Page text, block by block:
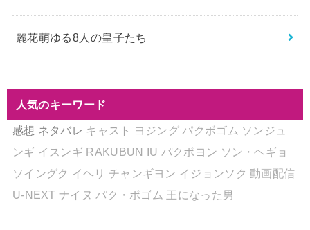
麗花萌ゆる8人の皇子たち
人気のキーワード
感想 ネタバレ キャスト ヨジング パクボゴム ソンジュ
ンギ イスンギ RAKUBUN IU パクボヨン ソン・ヘギョ
ソイングク イヘリ チャンギヨン イジョンソク 動画配信
U-NEXT ナイヌ パク・ボゴム 王になった男